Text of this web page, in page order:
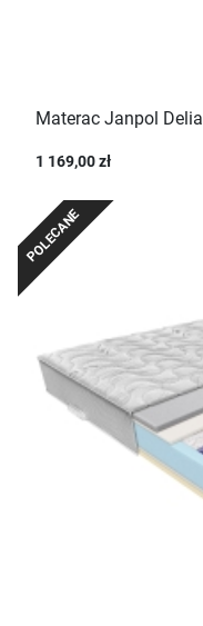
Materac Janpol Delia
1 169,00 zł
POLECANE